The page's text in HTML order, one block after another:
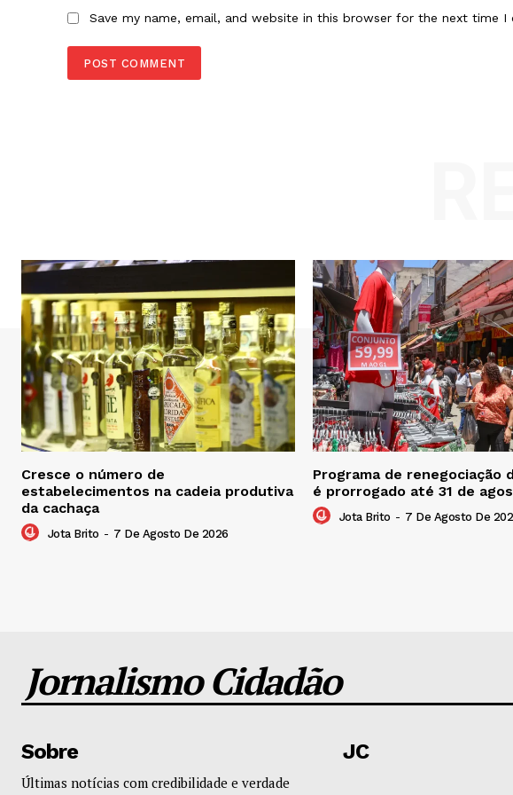
Save my name, email, and website in this browser for the next time I
Cresce o número de
estabelecimentos na cadeia produtiva
da cachaça
Jota Brito - 7 De Agosto De 2026
Programa de renegociação
é prorrogado até 31 de
Jota Brito - 7 De Agosto De
Jornalismo Cidadão
Sobre
Últimas notícias com credibilidade e verdade
JC